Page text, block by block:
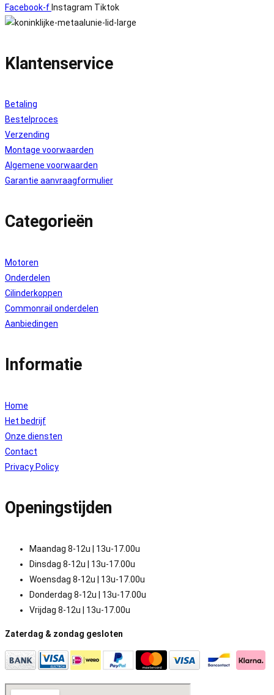
Facebook-f Instagram Tiktok
Klantenservice
Betaling
Bestelproces
Verzending
Montage voorwaarden
Algemene voorwaarden
Garantie aanvraagformulier
Categorieën
Motoren
Onderdelen
Cilinderkoppen
Commonrail onderdelen
Aanbiedingen
Informatie
Home
Het bedrijf
Onze diensten
Contact
Privacy Policy
Openingstijden
Maandag 8-12u | 13u-17.00u
Dinsdag 8-12u | 13u-17.00u
Woensdag 8-12u | 13u-17.00u
Donderdag 8-12u | 13u-17.00u
Vrijdag 8-12u | 13u-17.00u
Zaterdag & zondag gesloten